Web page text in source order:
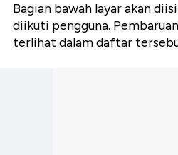
Bagian bawah layar akan
diikuti pengguna.
terlihat dalam daftar